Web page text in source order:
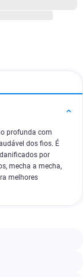
profunda com
dos fios. É
por
mecha a mecha,
melhores